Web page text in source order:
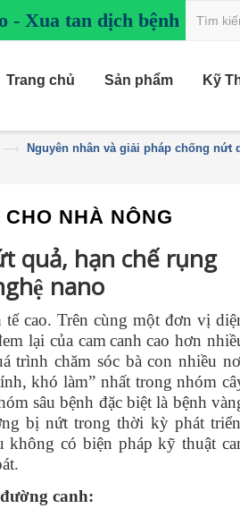
- Xua tan dịch bệnh
Trang chủ Sản phẩm Kỹ
—›
Nguyên nhân và giải pháp chống nứt
NHÀ NÔNG
quả, hạn chế rụng
nano
cao. Trên cùng một đơn vị
lại của cam canhcaohơn
trình chăm sóc bà con nhiều
khó làm” nhất trong nhóm
sâu bệnh đặc biệt là bệnh
bị nứt trong thời kỳ phát
có biện pháp kỹ thuật
canh: